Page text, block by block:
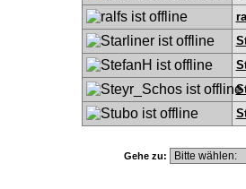
Gehe zu: